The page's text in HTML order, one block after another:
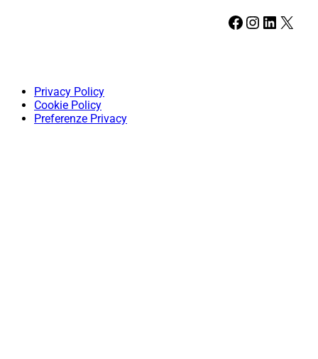
Facebook Instagram LinkedIn X
Privacy Policy
Cookie Policy
Preferenze Privacy